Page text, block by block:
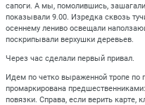
сапоги. А мы, помолившись,
показывали 9.00. Изредка сквозь
осеннему лениво освещали
поскрипывали верхушки деревьев.
Через час сделали первый привал.
Идем по четко выраженной тропе по
промаркирована
повязки. Справа, если верить карте,